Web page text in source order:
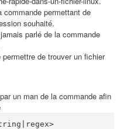
commande permettant de
souhaité.
parlé de la commande
de trouver un fichier
un man de la commande afin